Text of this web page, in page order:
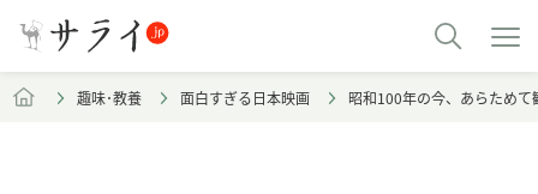
趣味･教養 面白すぎる日本映画 昭和100年の今、あらため